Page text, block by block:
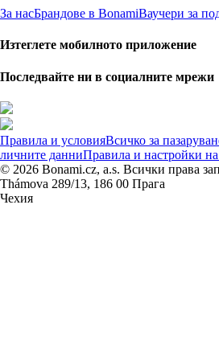
За насБрандове в BonamiВаучери за
Изтеглете мобилното приложение
Последвайте ни в социалните мрежи
Правила и условияВсичко за
личните данниПравила и настройки
© 2026 Bonami.cz, a.s. Всички права
Thámova 289/13, 186 00 Прага
Чехия